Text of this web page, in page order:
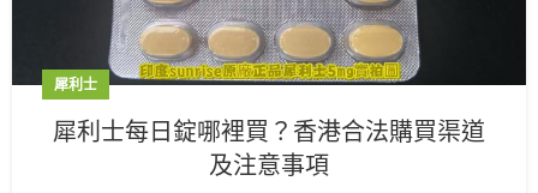
犀利士
犀利士每日錠哪裡買？香港合法購買渠道
及注意事項